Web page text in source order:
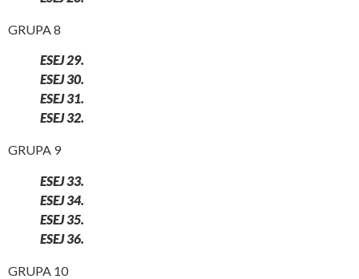
GRUPA 8
ESEJ 29.
ESEJ 30.
ESEJ 31.
ESEJ 32.
GRUPA 9
ESEJ 33.
ESEJ 34.
ESEJ 35.
ESEJ 36.
GRUPA 10